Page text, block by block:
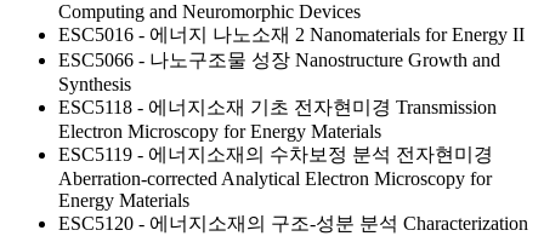
Computing and Neuromorphic Devices
ESC5016 - 에너지 나노소재 2 Nanomaterials for Energy II
ESC5066 - 나노구조물 성장 Nanostructure Growth and
Synthesis
ESC5118 - 에너지소재 기초 전자현미경 Transmission
Electron Microscopy for Energy Materials
ESC5119 - 에너지소재의 수차보정 분석 전자현미경
Aberration-corrected Analytical Electron Microscopy for
Energy Materials
ESC5120 - 에너지소재의 구조-성분 분석 Characterization